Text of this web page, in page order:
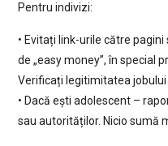
Pentru indivizi:
• Evitați link-urile către
de „easy money”, în special
Verificați legitimitatea jobului
• Dacă ești adolescent –
sau autorităților. Nicio sumă